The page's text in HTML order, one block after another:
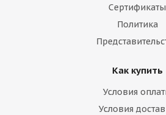
Сертификаты
Политика
Как купить
Условия
Условия